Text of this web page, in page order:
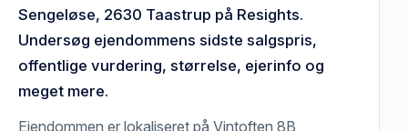
Sengeløse, 2630 Taastrup på Resights.
Undersøg ejendommens sidste salgspris,
offentlige vurdering, størrelse, ejerinfo og
meget mere.
Ejendommen er lokaliseret på Vintoften 8B,